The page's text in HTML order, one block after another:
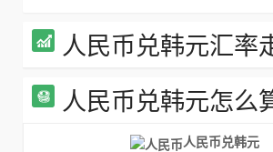
人民币兑韩元汇率
人民币兑韩元怎么
人民币兑韩元